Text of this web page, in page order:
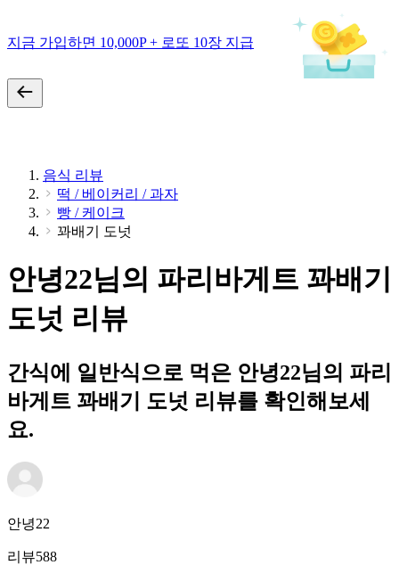
지금 가입하면 10,000P + 로또 10장 지급
음식 리뷰
떡 / 베이커리 / 과자
빵 / 케이크
꽈배기 도넛
안녕22님의 파리바게트 꽈배기
도넛 리뷰
간식에 일반식으로 먹은 안녕22님의 파리
바게트 꽈배기 도넛 리뷰를 확인해보세
요.
안녕22
리뷰588